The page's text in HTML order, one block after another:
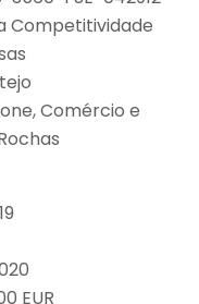
Competitividade
Comércio e
EUR